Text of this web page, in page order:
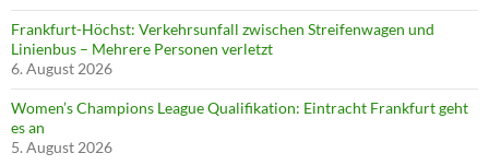
Frankfurt-Höchst: Verkehrsunfall zwischen Streifenwagen und
Linienbus – Mehrere Personen verletzt
6. August 2026
Women’s Champions League Qualifikation: Eintracht Frankfurt geht
es an
5. August 2026